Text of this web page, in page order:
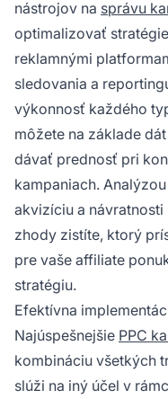
nástrojov na správu
optimalizovať
reklamnými
sledovania a
výkonnosť každého
môžete na základe
dávať prednosť pri
kampaniach.
akvizíciu a
zhody zistíte, ktorý
pre vaše affiliate
stratégiu.
Efektívna
Najúspešnejšie PPC
kombináciu všetkých
slúži na iný účel v